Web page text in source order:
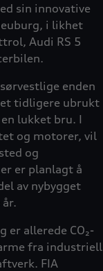
sin innovative
i likhet
Audi RS 5
enden
et tidligere ubrukt
lukket bru. I
og motorer, vil
og
er planlagt å
av nybygget
er allerede CO₂-
fra industriell
FIA